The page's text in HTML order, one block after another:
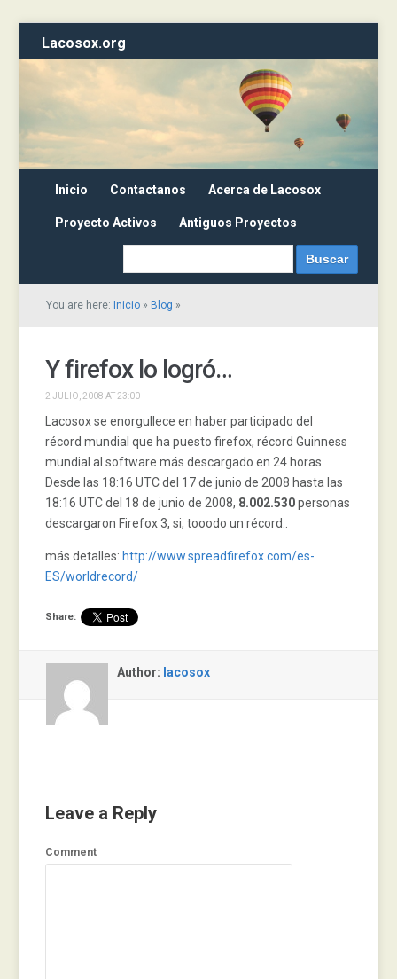
Lacosox.org
Inicio Contactanos Acerca de Lacosox
Proyecto Activos Antiguos Proyectos
You are here: Inicio » Blog »
Y firefox lo logró…
2 JULIO, 2008 AT 23:00
Lacosox se enorgullece en haber participado del
récord mundial que ha puesto firefox, récord Guinness
mundial al software más descargado en 24 horas.
Desde las 18:16 UTC del 17 de junio de 2008 hasta las
18:16 UTC del 18 de junio de 2008, 8.002.530personas
descargaron Firefox 3, si, tooodo un récord..
más detalles: http://www.spreadfirefox.com/es-
ES/worldrecord/
Share:
Author: lacosox
Leave a Reply
Comment